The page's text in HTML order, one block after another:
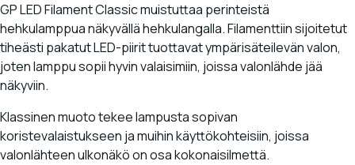
GP LED Filament Classic muistuttaa perinteistä
hehkulamppua näkyvällä hehkulangalla. Filamenttiin sijoitetut
tiheästi pakatut LED-piirit tuottavat ympärisäteilevän valon,
joten lamppu sopii hyvin valaisimiin, joissa valonlähde jää
näkyviin.
Klassinen muoto tekee lampusta sopivan
koristevalaistukseen ja muihin käyttökohteisiin, joissa
valonlähteen ulkonäkö on osa kokonaisilmettä.